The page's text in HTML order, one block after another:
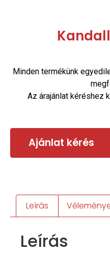
Minden termékünk
Az árajánlat kéréshez
Ajánlat kérés
Leírás
Leírás